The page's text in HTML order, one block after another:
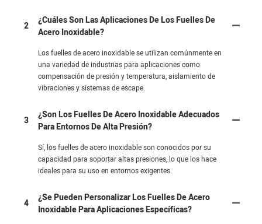
2
¿Cuáles Son Las Aplicaciones De Los Fuelles De
Acero Inoxidable?
Los fuelles de acero inoxidable se utilizan comúnmente en
una variedad de industrias para aplicaciones como
compensación de presión y temperatura, aislamiento de
vibraciones y sistemas de escape.
3
¿Son Los Fuelles De Acero Inoxidable Adecuados
Para Entornos De Alta Presión?
Sí, los fuelles de acero inoxidable son conocidos por su
capacidad para soportar altas presiones, lo que los hace
ideales para su uso en entornos exigentes.
4
¿Se Pueden Personalizar Los Fuelles De Acero
Inoxidable Para Aplicaciones Específicas?